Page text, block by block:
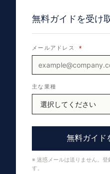
無料ガイドを受け
メールアドレス *
主な業種
無料ガイド
※ 迷惑メールは送りません。登
す。